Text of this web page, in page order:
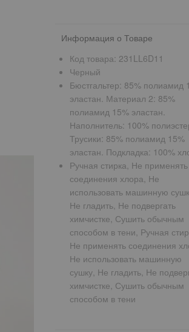
Информация о Товаре
Код товара: 231LL6D11
Черный
Бюстгальтер: 85% полиамид
эластан. Материал 2: 85%
полиамид 15% эластан.
Наполнитель: 100%
Трусики: 85% полиамид 15%
эластан. Подкладка: 100%
Ручная стирка, Не применять
соединения хлора, Не
использовать машинную
Не гладить, Не подвергать
химчистке, Сушить обычным
способом в тени, Ручная
Не применять соединения
Не использовать машинную
сушку, Не гладить, Не
химчистке, Сушить обычным
способом в тени